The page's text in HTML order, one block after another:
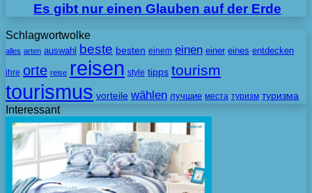
Es gibt nur einen Glauben auf der Erde
Schlagwortwolke
alles arten auswahl beste besten einem einen einer eines entdecken
ihre orte reise reisen style tipps tourism
tourismus vorteile wählen лучшие места туризм туризма
Interessant